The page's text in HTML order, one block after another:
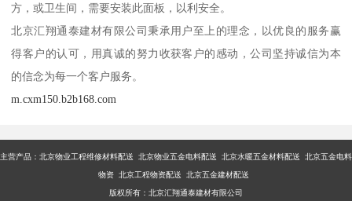
方，或卫生间，需要安装此面板，以利安全。
北京汇翔通泰建材有限公司秉承用户至上的理念，以优良的服务赢
得客户的认可，用真诚的努力收获客户的感动，公司坚持诚信为本
的信念为每一个客户服务。
m.cxm150.b2b168.com
主营产品： 北京物业工程维修材料配送 北京物业五金电料配送 北京水暖五金材料配送 北京五金电料
物资 北京工程物资配送 北京五金建材配送
版权所有：北京汇翔通泰建材有限公司